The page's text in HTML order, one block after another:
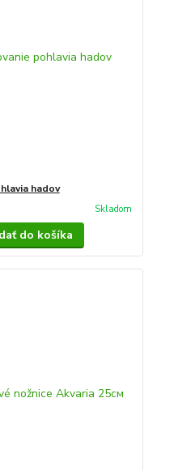
hadov
Skladom
do košíka